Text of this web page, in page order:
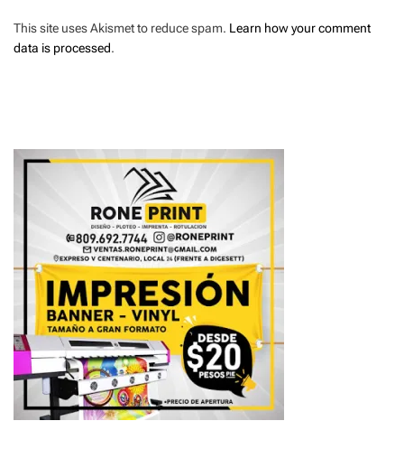
This site uses Akismet to reduce spam. Learn how your comment
data is processed.